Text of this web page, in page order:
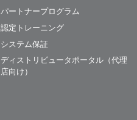
パートナープログラム
認定トレーニング
システム保証
ディストリビュータポータル（代理
店向け）